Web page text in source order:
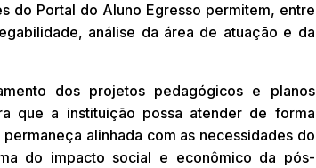
do Portal do Aluno Egresso permitem, entre
análise da área de atuação e da
dos projetos pedagógicos e planos
que a instituição possa atender de forma
alinhada com as necessidades do
do impacto social e econômico da pós-